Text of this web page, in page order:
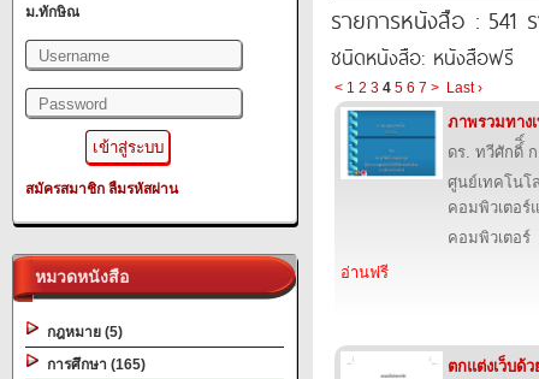
ม.ทักษิณ
สมัครสมาชิก ลืมรหัสผ่าน
หมวดหนังสือ
กฎหมาย (5)
การศึกษา (165)
รายการหนังสือ : 541
ชนิดหนังสือ: หนังสือฟรี
< 1 2 3 4 5 6 7 > Last ›
ภาพรวมทาง
ดร. ทวีศักดิ์ิ์
ศูนย์เทคโนโ
คอมพิวเตอร์
คอมพิวเตอร์
อ่านฟรี
ตกแต่งเว็บด้